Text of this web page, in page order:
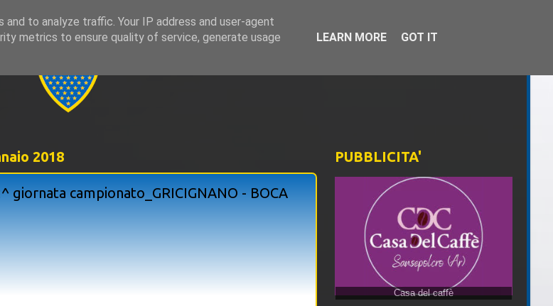
2018
giornata campionato_GRICIGNANO - BOCA
PUBBLICITA'
to analyze traffic. Your IP address and user-agent
metrics to ensure quality of service, generate usage
LEARN MORE GOT IT